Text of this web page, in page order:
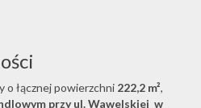
o łącznej powierzchni 222,2 m²,
przy ul. Wawelskiej w